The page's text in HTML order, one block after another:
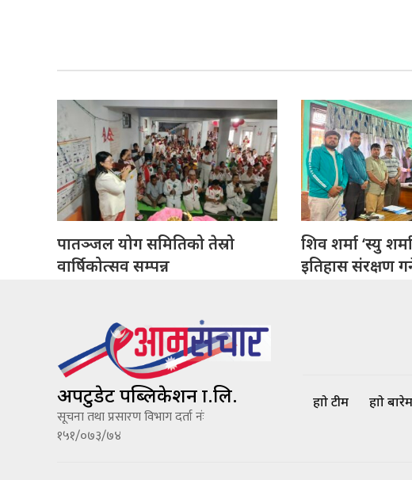
पातञ्जल योग समितिको तेस्रो
वार्षिकोत्सव सम्पन्न
शिव शर्मा ‘स्यु
इतिहास संरक्षण
अपटुडेट पब्लिकेशन प्रा.लि.
सूचना तथा प्रसारण विभाग दर्ता नंः
१५१/०७३/७४
हाम्रो टीम हाम्रो